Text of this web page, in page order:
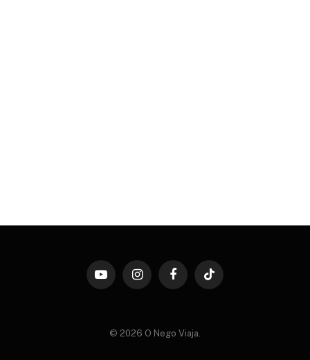
YouTubeInstagramFacebookTikTok
© 2026 O Nego Viaja.